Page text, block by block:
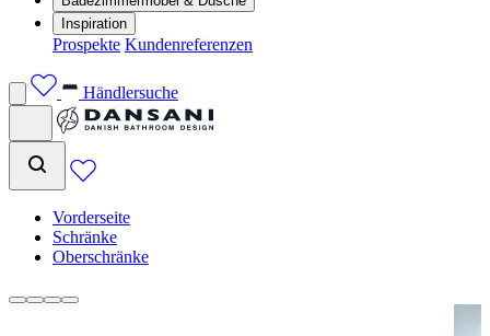
Inspiration
Prospekte Kundenreferenzen
Händlersuche
Vorderseite
Schränke
Oberschränke